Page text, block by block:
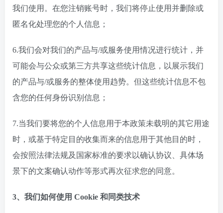
我们使用。在您注销账号时，我们将停止使用并删除或
匿名化处理您的个人信息；
6.我们会对我们的产品与/或服务使用情况进行统计，并
可能会与公众或第三方共享这些统计信息，以展示我们
的产品与/或服务的整体使用趋势。但这些统计信息不包
含您的任何身份识别信息；
7.当我们要将您的个人信息用于本政策未载明的其它用途
时，或基于特定目的收集而来的信息用于其他目的时，
会按照法律法规及国家标准的要求以确认协议、具体场
景下的文案确认动作等形式再次征求您的同意。
3、我们如何使用 Cookie 和同类技术